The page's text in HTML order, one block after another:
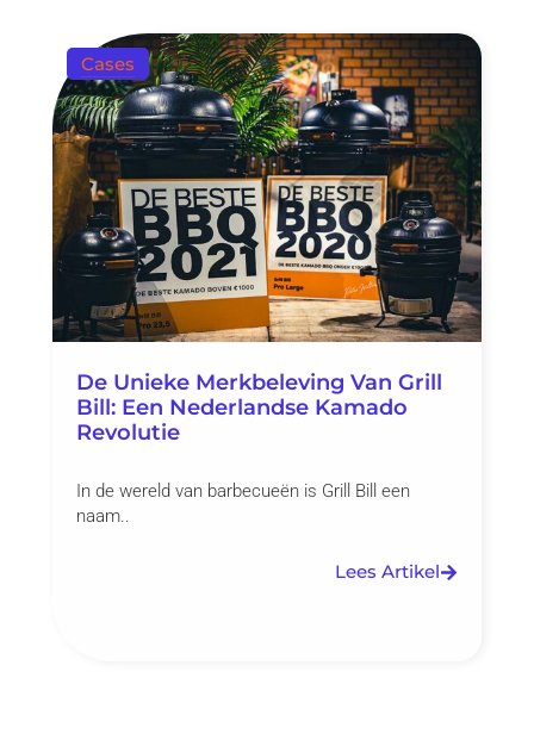
Cases
De Unieke Merkbeleving Van Grill
Bill: Een Nederlandse Kamado
Revolutie
In de wereld van barbecueën is Grill Bill een
naam..
Lees Artikel